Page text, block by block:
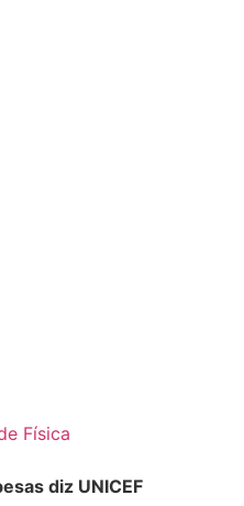
Física
diz UNICEF